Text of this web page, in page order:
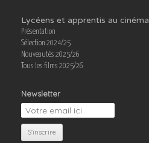
Lycéens et apprentis au cinéma
Présentation
Sélection 2024/25
Nouveautés 2025/26
Tous les films 2025/26
Newsletter